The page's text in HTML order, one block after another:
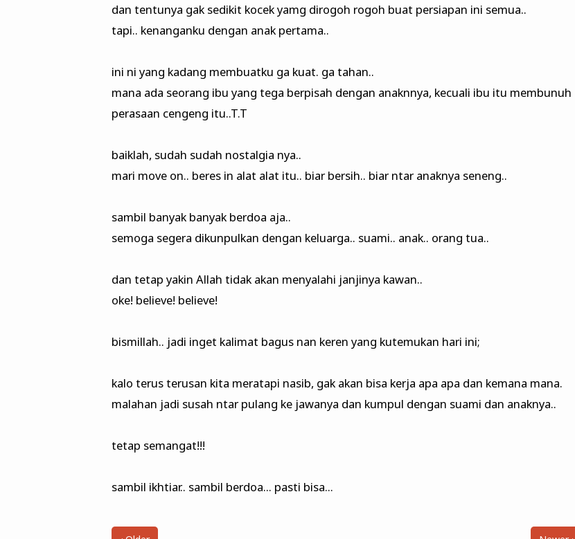
dan tentunya gak sedikit kocek yamg dirogoh rogoh buat persiapan ini semua..
tapi.. kenanganku dengan anak pertama..
ini ni yang kadang membuatku ga kuat. ga tahan..
mana ada seorang ibu yang tega berpisah dengan anaknnya, kecuali ibu itu membunuh
perasaan cengeng itu..T.T
baiklah, sudah sudah nostalgia nya..
mari move on.. beres in alat alat itu.. biar bersih.. biar ntar anaknya seneng..
sambil banyak banyak berdoa aja..
semoga segera dikunpulkan dengan keluarga.. suami.. anak.. orang tua..
dan tetap yakin Allah tidak akan menyalahi janjinya kawan..
oke! believe! believe!
bismillah.. jadi inget kalimat bagus nan keren yang kutemukan hari ini;
kalo terus terusan kita meratapi nasib, gak akan bisa kerja apa apa dan kemana mana.
malahan jadi susah ntar pulang ke jawanya dan kumpul dengan suami dan anaknya..
tetap semangat!!!
sambil ikhtiar.. sambil berdoa... pasti bisa...